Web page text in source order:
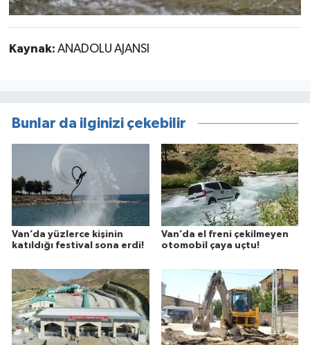
Kaynak: ANADOLU AJANSI
Bunlar da ilginizi çekebilir
Van’da yüzlerce kişinin
katıldığı festival sona erdi!
Van’da el freni çekilmeyen
otomobil çaya uçtu!